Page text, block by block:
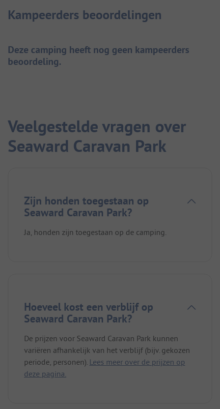
Kampeerders beoordelingen
Deze camping heeft nog geen kampeerders
beoordeling.
Veelgestelde vragen over
Seaward Caravan Park
Zijn honden toegestaan op
Seaward Caravan Park?
Ja, honden zijn toegestaan op de camping.
Hoeveel kost een verblijf op
Seaward Caravan Park?
De prijzen voor Seaward Caravan Park kunnen
variëren afhankelijk van het verblijf (bijv. gekozen
periode, personen). Lees meer over de prijzen op
deze pagina.